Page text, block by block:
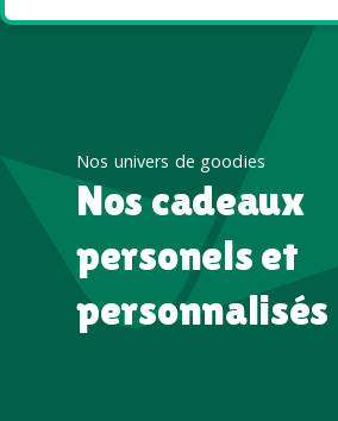
Nos univers de goodies
Nos cadeaux
personels et
personnalisés